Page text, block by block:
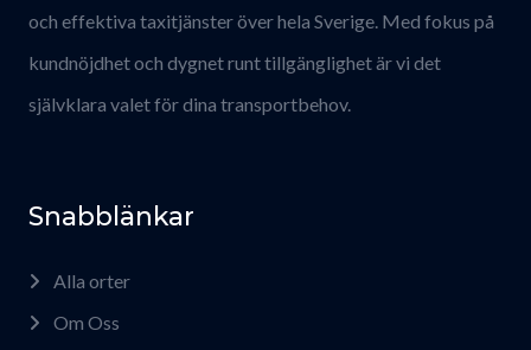
och effektiva taxitjänster över hela Sverige. Med fokus på
kundnöjdhet och dygnet runt tillgänglighet är vi det
självklara valet för dina transportbehov.
Snabblänkar
Alla orter
Om Oss